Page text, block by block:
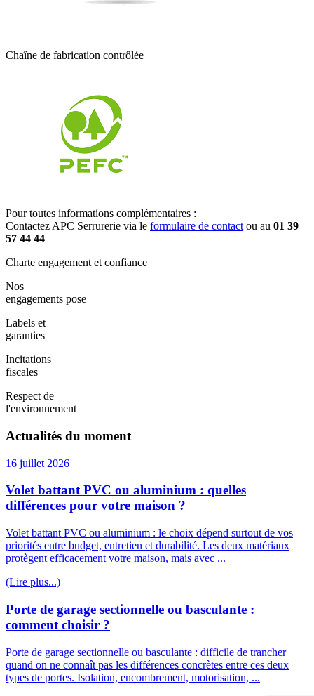
Chaîne de fabrication contrôlée
Pour toutes informations complémentaires :
Contactez APC Serrurerie via le formulaire de contact ou au 01 39
57 44 44
Charte engagement et confiance
Nos
engagements pose
Labels et
garanties
Incitations
fiscales
Respect de
l'environnement
Actualités du moment
16 juillet 2026
Volet battant PVC ou aluminium : quelles
différences pour votre maison ?
Volet battant PVC ou aluminium : le choix dépend surtout de vos
priorités entre budget, entretien et durabilité. Les deux matériaux
protègent efficacement votre maison, mais avec ...
(Lire plus...)
Porte de garage sectionnelle ou basculante :
comment choisir ?
Porte de garage sectionnelle ou basculante : difficile de trancher
quand on ne connaît pas les différences concrètes entre ces deux
types de portes. Isolation, encombrement, motorisation, ...